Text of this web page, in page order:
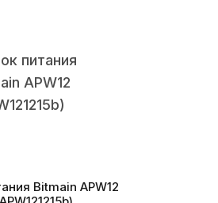
Bitmain APW12